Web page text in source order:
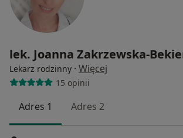
lek. Joanna Zakrzewska-
Lekarz rodzinny · Więcej
15 opinii
Adres 1 Adres 2